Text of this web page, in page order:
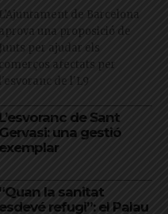
L’Ajuntament de Barcelona
aprova una proposició de
Junts per ajudar els
comerços afectats per
l'esvoranc de l'L9
L’esvoranc de Sant
Gervasi: una gestió
exemplar
“Quan la sanitat
esdevé refugi”: el Palau